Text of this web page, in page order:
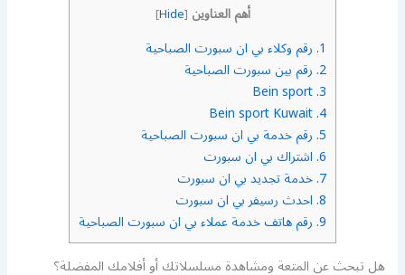
أهم العناوين [
Hide
]
1. رقم وكلاء بي ان سبورت الصباحية
2. رقم بين سبورت الصباحية
3.
4.
5. رقم خدمة بي ان سبورت الصباحية
6. اشتراك بي ان سبورت
7. خدمة تجديد بي ان سبورت
8. احدث رسيفر بي ان سبورت
9. رقم هاتف خدمة عملاء بي ان سبورت الصباحية
هل تبحث عن المتعة ومشاهدة مسلسلاتك أو أفلامك المفضلة؟